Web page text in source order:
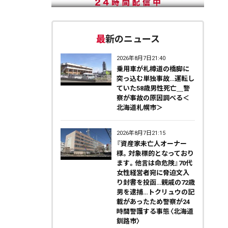
最新のニュース
2026年8月7日21:40
乗用車が札樽道の橋脚に
突っ込む単独事故…運転し
ていた58歳男性死亡＿警
察が事故の原因調べる＜
北海道札幌市＞
2026年8月7日21:15
『資産家未亡人オーナー
様。対象標的となっており
ます。他言は命危険』70代
女性経営者宛に脅迫文入
り封書を投函…親戚の72歳
男を逮捕…トクリュウの記
載があったため警察が24
時間警護する事態〈北海道
釧路市〉